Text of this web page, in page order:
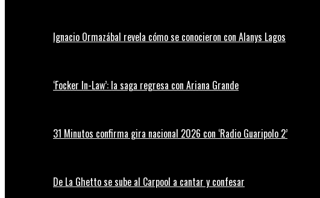
Ignacio Ormazábal revela cómo se conocieron con Alanys Lagos
‘Focker In-Law’: la saga regresa con Ariana Grande
31 Minutos confirma gira nacional 2026 con ‘Radio Guaripolo 2’
De La Ghetto se sube al Carpool a cantar y confesar